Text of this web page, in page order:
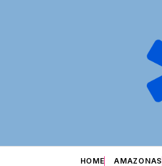
HOME AMAZONAS